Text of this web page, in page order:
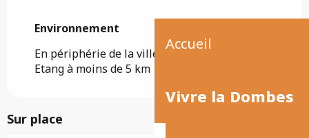
Accueil
Vivre la Dombes
Environnement
Environnement
En périphérie de la ville
Etang à moins de 5 km
Sur place